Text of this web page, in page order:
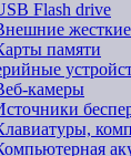
Flash drive
памяти
камеры